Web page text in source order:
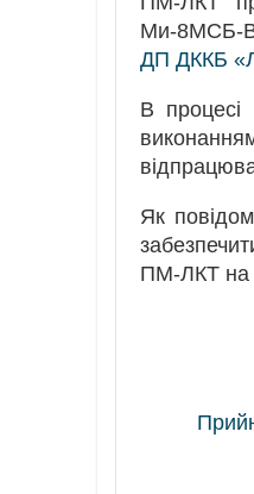
Ми-8МСБ-
ДП ДККБ
В процесі
Як
ПМ-ЛКТ на